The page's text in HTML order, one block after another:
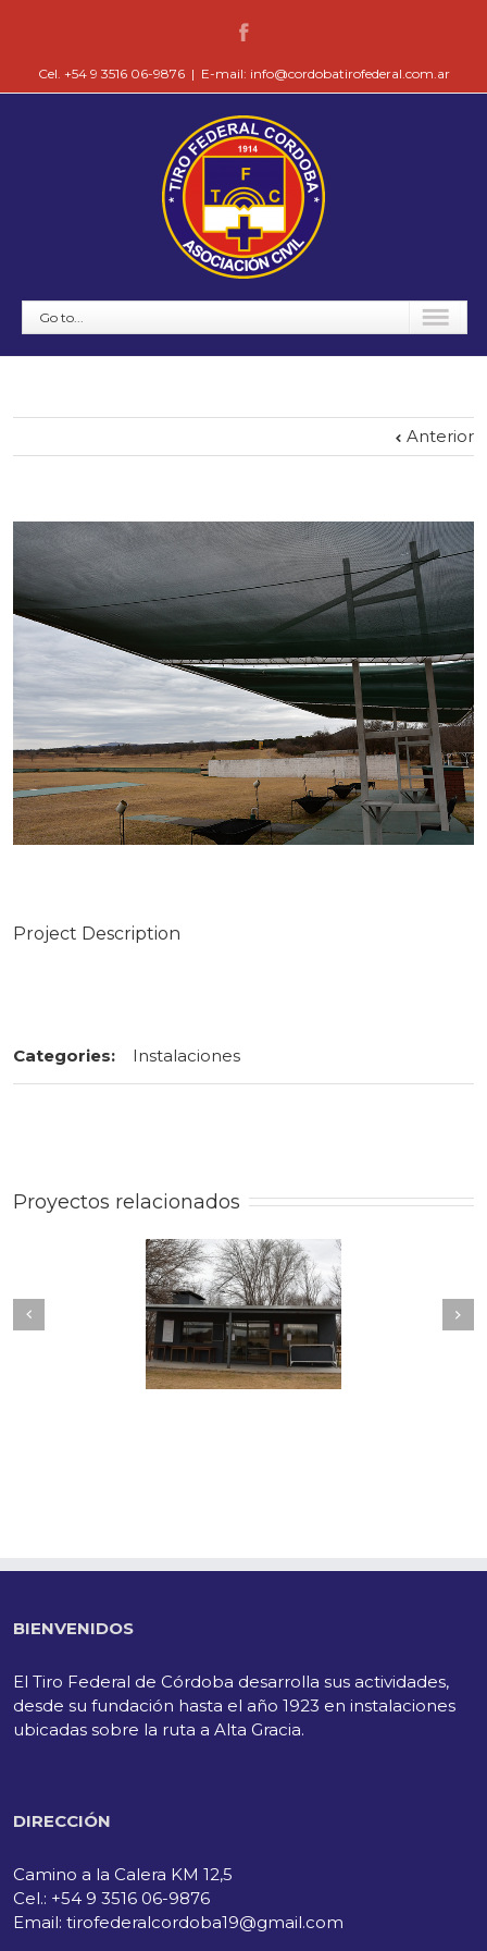
Cel. +54 9 3516 06-9876 | E-mail: info@cordobatirofederal.com.ar
Go to...
Anterior
Project Description
Categories: Instalaciones
Proyectos relacionados
BIENVENIDOS
El Tiro Federal de Córdoba desarrolla sus actividades,
desde su fundación hasta el año 1923 en instalaciones
ubicadas sobre la ruta a Alta Gracia.
DIRECCIÓN
Camino a la Calera KM 12,5
Cel.: +54 9 3516 06-9876
Email: tirofederalcordoba19@gmail.com